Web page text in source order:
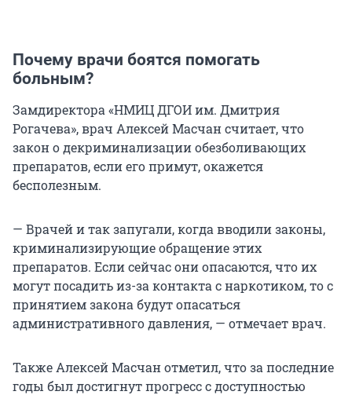
Почему врачи боятся помогать
больным?
Замдиректора «НМИЦ ДГОИ им. Дмитрия
Рогачева», врач Алексей Масчан считает, что
закон о декриминализации обезболивающих
препаратов, если его примут, окажется
бесполезным.
— Врачей и так запугали, когда вводили законы,
криминализирующие обращение этих
препаратов. Если сейчас они опасаются, что их
могут посадить из-за контакта с наркотиком, то с
принятием закона будут опасаться
административного давления, — отмечает врач.
Также Алексей Масчан отметил, что за последние
годы был достигнут прогресс с доступностью